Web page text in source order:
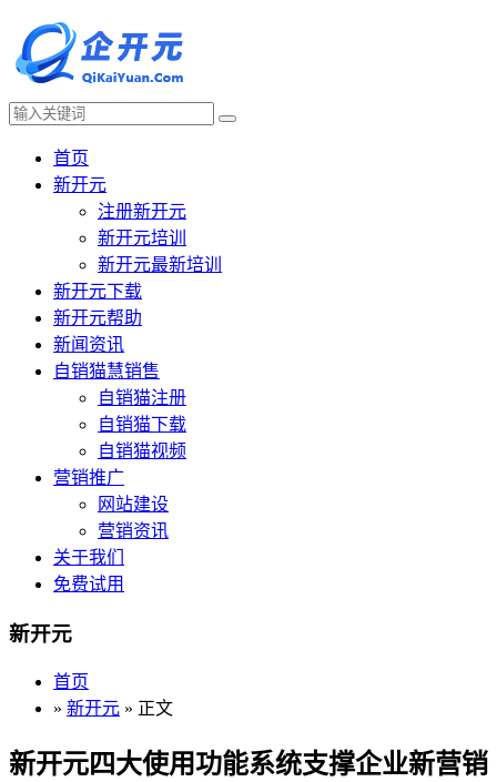
首页
新开元
注册新开元
新开元培训
新开元最新培训
新开元下载
新开元帮助
新闻资讯
自销猫慧销售
自销猫注册
自销猫下载
自销猫视频
营销推广
网站建设
营销资讯
关于我们
免费试用
新开元
首页
» 新开元 » 正文
新开元四大使用功能系统支撑企业新营销